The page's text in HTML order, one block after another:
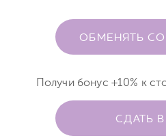
ОБМЕНЯТЬ
Получи бонус +10% к
СДАТЬ